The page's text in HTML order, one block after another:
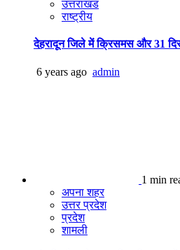
उत्तराखंड
राष्ट्रीय
देहरादून जिले में क्रिसमस और 31
6 years ago admin
1 min
अपना शहर
उत्तर प्रदेश
प्रदेश
शामली